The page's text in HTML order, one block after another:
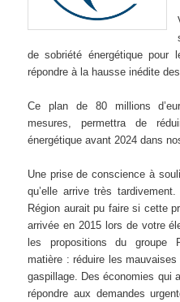
de sobriété énergétique
répondre à la hausse inédite
Ce plan de 80 millions
mesures, permettra de
énergétique avant 2024 dans
Une prise de conscience à
qu’elle arrive très
Région aurait pu faire si cette
arrivée en 2015 lors de votre
les propositions du groupe
matière : réduire les
gaspillage. Des économies qui
répondre aux demandes